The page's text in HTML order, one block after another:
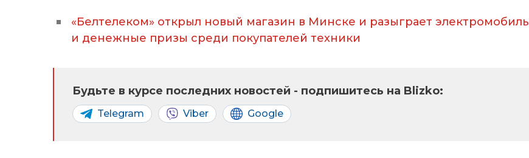
«Белтелеком» открыл новый магазин в Минске и разыграет электромобиль
и денежные призы среди покупателей техники
Будьте в курсе последних новостей - подпишитесь на Blizko:
Telegram Viber Google